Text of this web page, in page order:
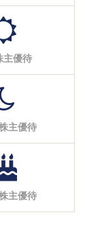
主優待
主優待
主優待